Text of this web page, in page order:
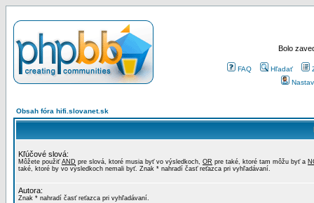
Bolo
FAQ Hľadať
Obsah fóra hifi.slovanet.sk
Kľúčové slová:
Môžete použiť AND pre slová, ktoré musia byť vo výsledkoch, OR pre také, ktoré tam môžu byť a
také, ktoré by vo výsledkoch nemali byť. Znak * nahradí časť reťazca pri vyhľadávaní.
Autora:
Znak * nahradí časť reťazca pri vyhľadávaní.